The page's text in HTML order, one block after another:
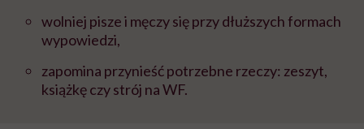
wolniej pisze i męczy się przy dłuższych formach
wypowiedzi,
zapomina przynieść potrzebne rzeczy: zeszyt,
książkę czy strój na WF.